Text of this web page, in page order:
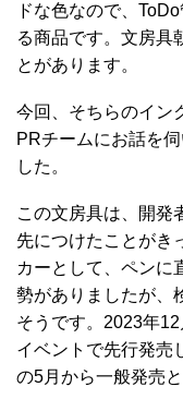
ドな色なので、
る商品です。文房具
とがあります。
今回、そちらのイン
PRチームにお話を
した。
この文房具は、開発
先につけたことがき
カーとして、ペンに
勢がありましたが、
そうです。2023年
イベントで先行発売
の5月から一般発売と